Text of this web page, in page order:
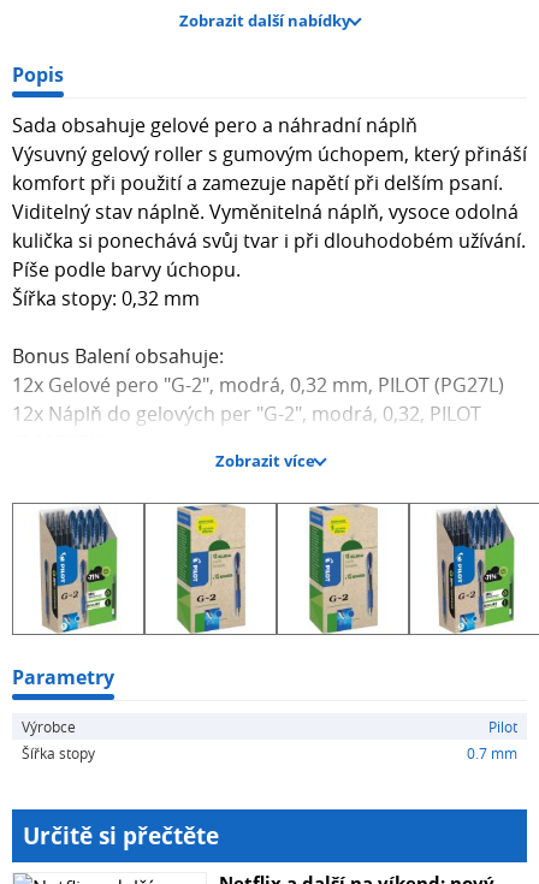
Zobrazit další nabídky
Popis
Sada obsahuje gelové pero a náhradní náplň
Výsuvný gelový roller s gumovým úchopem, který přináší
komfort při použití a zamezuje napětí při delším psaní.
Viditelný stav náplně. Vyměnitelná náplň, vysoce odolná
kulička si ponechává svůj tvar i při dlouhodobém užívání.
Píše podle barvy úchopu.
Šířka stopy: 0,32 mm
Bonus Balení obsahuje:
12x Gelové pero "G-2", modrá, 0,32 mm, PILOT (PG27L)
12x Náplň do gelových per "G-2", modrá, 0,32, PILOT
Zobrazit více
Parametry
Výrobce
Pilot
Šířka stopy
0.7 mm
Určitě si přečtěte